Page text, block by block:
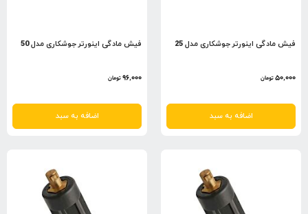
فیش مادگی اینورتر جوشکاری مدل 25
50,000تومان
اضافه به سبد
فیش مادگی اینورتر جوشکاری مدل 50
96,000تومان
اضافه به سبد